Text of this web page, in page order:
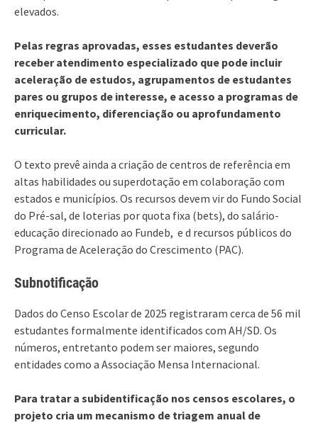
elevados.
Pelas regras aprovadas, esses estudantes deverão
receber atendimento especializado que pode incluir
aceleração de estudos, agrupamentos de estudantes
pares ou grupos de interesse, e acesso a programas de
enriquecimento, diferenciação ou aprofundamento
curricular.
O texto prevê ainda a criação de centros de referência em
altas habilidades ou superdotação em colaboração com
estados e municípios. Os recursos devem vir do Fundo Social
do Pré-sal, de loterias por quota fixa (bets), do salário-
educação direcionado ao Fundeb, e d recursos públicos do
Programa de Aceleração do Crescimento (PAC).
Subnotificação
Dados do Censo Escolar de 2025 registraram cerca de 56 mil
estudantes formalmente identificados com AH/SD. Os
números, entretanto podem ser maiores, segundo
entidades como a Associação Mensa Internacional.
Para tratar a subidentificação nos censos escolares, o
projeto cria um mecanismo de triagem anual de